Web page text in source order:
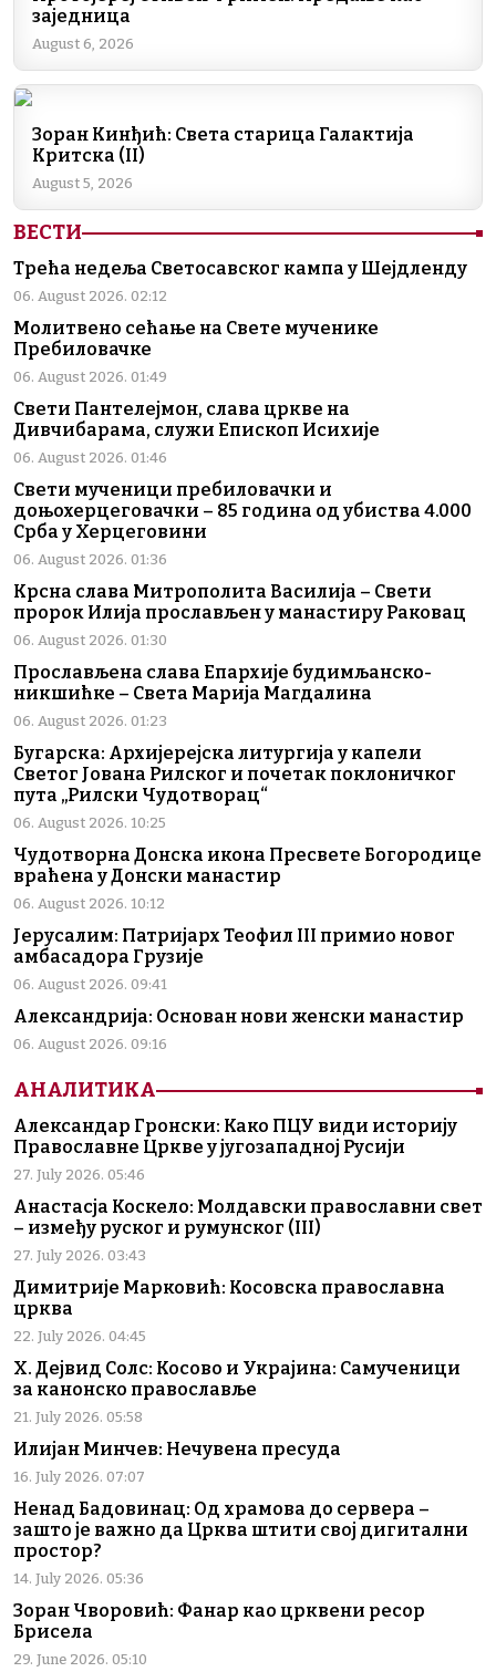
o
o
e
d
n
r
m
A
p
i
k
заједница
August 6, 2026
Зоран Кинђић: Света старица Галактија
Критска (II)
August 5, 2026
ВЕСТИ
Трећа недеља Светосавског кампа у Шејдленду
06. August 2026. 02:12
Молитвено сећање на Свете мученике
Пребиловачке
06. August 2026. 01:49
Свети Пантелејмон, слава цркве на
Дивчибарама, служи Епископ Исихије
06. August 2026. 01:46
Свети мученици пребиловачки и
доњохерцеговачки – 85 година од убиства 4.000
Срба у Херцеговини
06. August 2026. 01:36
Крсна слава Митрополита Василија – Свети
пророк Илија прослављен у манастиру Раковац
06. August 2026. 01:30
Прослављена слава Епархије будимљанско-
никшићке – Света Марија Магдалина
06. August 2026. 01:23
Бугарска: Архијерејска литургија у капели
Светог Јована Рилског и почетак поклоничког
пута „Рилски Чудотворац“
06. August 2026. 10:25
Чудотворна Донска икона Пресвете Богородице
враћена у Донски манастир
06. August 2026. 10:12
Јерусалим: Патријарх Теофил III примио новог
амбасадора Грузије
06. August 2026. 09:41
Александрија: Основан нови женски манастир
06. August 2026. 09:16
АНАЛИТИКА
Александар Гронски: Како ПЦУ види историју
Православне Цркве у југозападној Русији
27. July 2026. 05:46
Анастасја Коскело: Молдавски православни свет
– између руског и румунског (III)
27. July 2026. 03:43
Димитрије Марковић: Косовска православна
црква
22. July 2026. 04:45
Х. Дејвид Солс: Косово и Украјина: Самученици
за канонско православље
21. July 2026. 05:58
Илијан Минчев: Нечувена пресуда
16. July 2026. 07:07
Ненад Бадовинац: Од храмова до сервера –
зашто је важно да Црква штити свој дигитални
простор?
14. July 2026. 05:36
Зоран Чворовић: Фанар као црквени ресор
Брисела
29. June 2026. 05:10